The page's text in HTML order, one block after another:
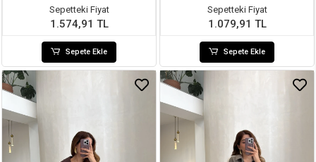
Sepetteki Fiyat
1.574,91 TL
Sepete Ekle
Sepetteki Fiyat
1.079,91 TL
Sepete Ekle